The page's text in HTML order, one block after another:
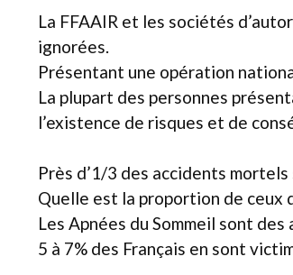
La FFAAIR et les sociétés
ignorées.
Présentant une opération
La plupart des personnes
l’existence de risques et de
Près d’1/3 des accidents
Quelle est la proportion de ceux
Les Apnées du Sommeil sont
5 à 7% des Français en sont